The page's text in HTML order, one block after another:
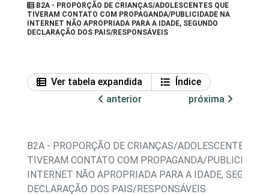
B2A - PROPORÇÃO DE CRIANÇAS/ADOLESCENTES QUE
TIVERAM CONTATO COM PROPAGANDA/PUBLICIDADE NA
INTERNET NÃO APROPRIADA PARA A IDADE, SEGUNDO
DECLARAÇÃO DOS PAIS/RESPONSÁVEIS
Ver tabela expandida
Índice
anterior
próxima
B2A - PROPORÇÃO DE CRIANÇAS/ADOLESCENTES
TIVERAM CONTATO COM PROPAGANDA/
INTERNET NÃO APROPRIADA PARA A IDADE, SEGUNDO
DECLARAÇÃO DOS PAIS/RESPONSÁVEIS